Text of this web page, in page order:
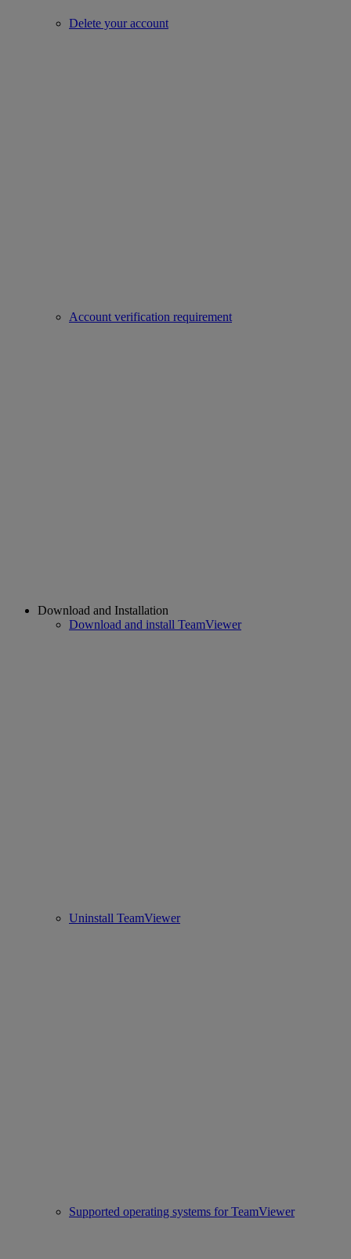
Delete your account
Account verification requirement
Download and Installation
Download and install TeamViewer
Uninstall TeamViewer
Supported operating systems for TeamViewer